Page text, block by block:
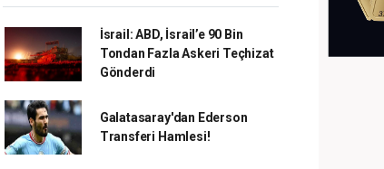
İsrail: ABD, İsrail’e 90 Bin
Tondan Fazla Askeri Teçhizat
Gönderdi
Galatasaray'dan Ederson
Transferi Hamlesi!